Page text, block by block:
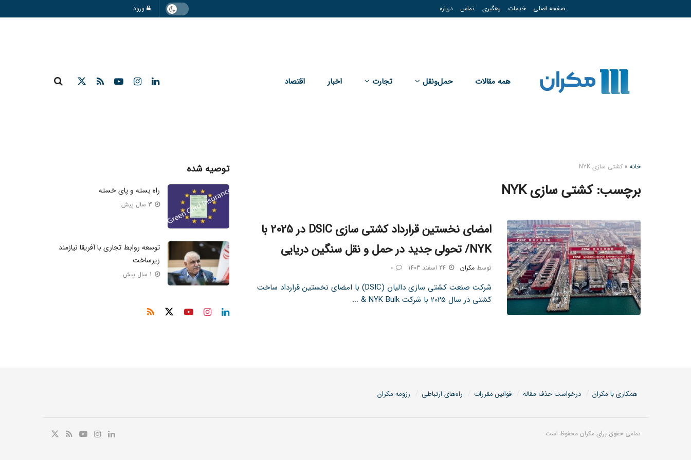
صفحه اصلی خدمات رهگیری تماس درباره ورود
همه مقالات حمل‌و‌نقل تجارت اخبار اقتصاد
خانه »کشتی سازی NYK
برچسب:کشتی سازی NYK
امضای نخستین قرارداد کشتی سازی DSIC در 2025 با
NYK/ تحولی جدید در حمل و نقل سنگین دریایی
توسط مکران 24 اسفند 1403 0
شرکت صنعت کشتی سازی دالیان (DSIC) با امضای نخستین قرارداد ساخت
کشتی در سال 2025 با شرکت NYK Bulk & ...
توصیه شده
راه بسته و پای خسته
3 سال پیش
توسعه روابط تجاری با آفریقا نیازمند
زیرساخت
همکاری با مکران درخواست حذف مقاله قوانین مقررات راه‌های ارتباطی رزومه مکران
تمامی حقوق برای مکران محفوظ است